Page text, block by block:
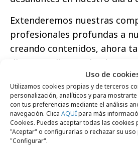
Uso de
Utilizamos cookies propias y de terceros
personalización, analíticos y para
con tus preferencias mediante el análisis
navegación. Clica AQUÍpara más
Cookies. Puedes aceptar todas las cookies
"Aceptar" o configurarlas o rechazar su
"Configurar".
Extenderemos nuestras
profesionales profundas a
creando contenidos, ahora
diseñar o diseñando ahora
programar. La capacidad
menos limitada.
Analizaremos grandes
reduciremos aún más el
nuestras tareas cotidianas.